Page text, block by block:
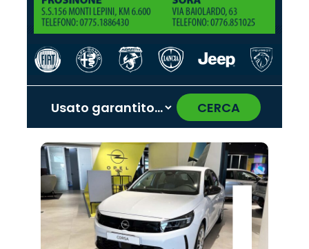
CERCA
Promo
Alfa
Romeo
Promo
Opel
Promo
Hyundai
Promo
Jeep
Promo
Jaecoo
Promo
Peugeot
Promo
Citroën
Promo
Abarth
Promo
Omoda
Promo
Cupra
Promo
Mazda
Promo
Land
Rover
Promo
Lancia
Promo
Seat
Promo
Fiat
‹ ›